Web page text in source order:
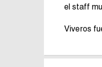
el staff
Viveros